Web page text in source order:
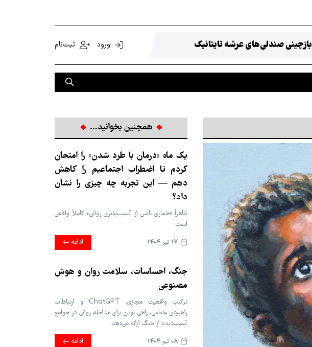
بازچینی صندلی‌های عرشه تایتانیک ورود ثبت‌نام
همچنین بخوانید...
یک ماه «درمان با طرد شدن» را امتحان
کردم تا اضطراب اجتماعیم را کاهش
دهم — این تجربه چه چیزی را نشان
داد؟
ظاهراً «خماریِ ناشی از آسیب‌پذیری روانی» کاملاً واقعی
است.
ادامه
جنگ، احساسات، سلامت روان و هوش
مصنوعی
ترکیب واقعیت مجازی، ChatGPT و ارتباطات
راهبردی عاطفی، راهی نوین برای مداخله روانی در جوامع
آسیب‌دیده از جنگ ارائه می‌دهد.
ادامه